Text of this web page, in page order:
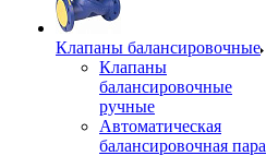
Клапаны балансировочные
Клапаны
балансировочные
ручные
Автоматическая
балансировочная пара